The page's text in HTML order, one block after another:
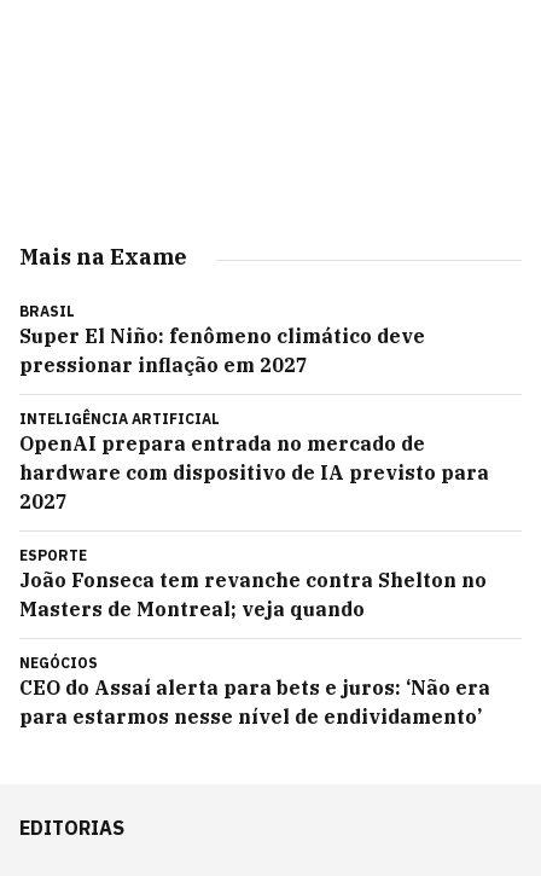
Mais na Exame
BRASIL
Super El Niño: fenômeno climático deve
pressionar inflação em 2027
INTELIGÊNCIA ARTIFICIAL
OpenAI prepara entrada no mercado de
hardware com dispositivo de IA previsto para
2027
ESPORTE
João Fonseca tem revanche contra Shelton no
Masters de Montreal; veja quando
NEGÓCIOS
CEO do Assaí alerta para bets e juros: ‘Não era
para estarmos nesse nível de endividamento’
EDITORIAS